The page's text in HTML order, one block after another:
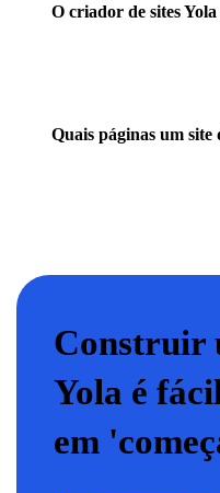
O criador de sites
Quais páginas um site
Construir
Yola é
em